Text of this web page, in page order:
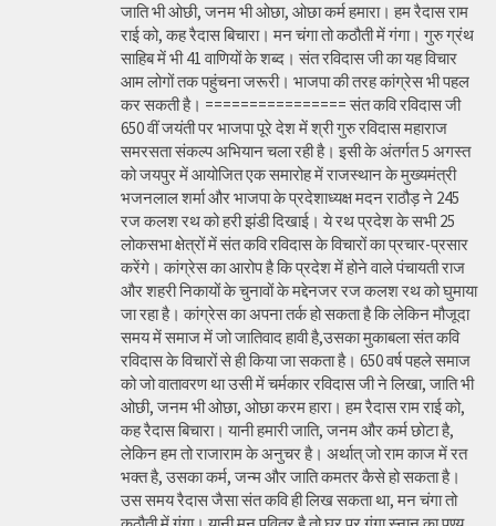
जाति भी ओछी, जनम भी ओछा, ओछा कर्म हमारा। हम रैदास राम
राई को, कह रैदास बिचारा। मन चंगा तो कठौती में गंगा। गुरु ग्रंथ
साहिब में भी 41 वाणियों के शब्द। संत रविदास जी का यह विचार
आम लोगों तक पहुंचना जरूरी। भाजपा की तरह कांग्रेस भी पहल
कर सकती है। ================ संत कवि रविदास जी
650 वीं जयंती पर भाजपा पूरे देश में श्री गुरु रविदास महाराज
समरसता संकल्प अभियान चला रही है। इसी के अंतर्गत 5 अगस्त
को जयपुर में आयोजित एक समारोह में राजस्थान के मुख्यमंत्री
भजनलाल शर्मा और भाजपा के प्रदेशाध्यक्ष मदन राठौड़ ने 245
रज कलश रथ को हरी झंडी दिखाई। ये रथ प्रदेश के सभी 25
लोकसभा क्षेत्रों में संत कवि रविदास के विचारों का प्रचार-प्रसार
करेंगे। कांग्रेस का आरोप है कि प्रदेश में होने वाले पंचायती राज
और शहरी निकायों के चुनावों के मद्देनजर रज कलश रथ को घुमाया
जा रहा है। कांग्रेस का अपना तर्क हो सकता है कि लेकिन मौजूदा
समय में समाज में जो जातिवाद हावी है,उसका मुकाबला संत कवि
रविदास के विचारों से ही किया जा सकता है। 650 वर्ष पहले समाज
को जो वातावरण था उसी में चर्मकार रविदास जी ने लिखा, जाति भी
ओछी, जनम भी ओछा, ओछा करम हारा। हम रैदास राम राई को,
कह रैदास बिचारा। यानी हमारी जाति, जनम और कर्म छोटा है,
लेकिन हम तो राजाराम के अनुचर है। अर्थात् जो राम काज में रत
भक्त है, उसका कर्म, जन्म और जाति कमतर कैसे हो सकता है।
उस समय रैदास जैसा संत कवि ही लिख सकता था, मन चंगा तो